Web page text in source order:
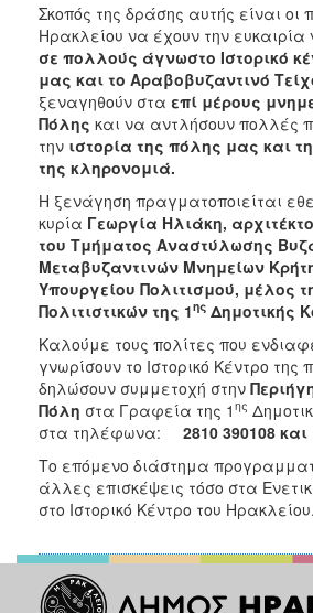
ΠΟΛΗΣκοπός της δράσης αυτής είναι οι
Ηρακλείου να έχουν την
σε πολλούς άγνωστο Ιστορικό
μας και το Αραβοβυζαντινό
ξεναγηθούν στα επί μέρους
Πόλης και να αντλήσουν πολλές
την ιστορία της πόλης μας και
της κληρονομιά.
Η ξενάγηση πραγματοποιείται
κυρία Γεωργία Ηλιάκη,
του Τμήματος Αναστύλωσης
Μεταβυζαντινών Μνημείων
Υπουργείου Πολιτισμού, μέλος
Πολιτιστικών της 1ης Δημοτικής
Καλούμε τους πολίτες που
γνωρίσουν το Ιστορικό Κέντρο
δηλώσουν συμμετοχή στην
Πόλη στα Γραφεία της 1 ης
στα τηλέφωνα: 2810 390108
Το επόμενο διάστημα
άλλες επισκέψεις τόσο στα
στο Ιστορικό Κέντρο του Ηρακλείου.